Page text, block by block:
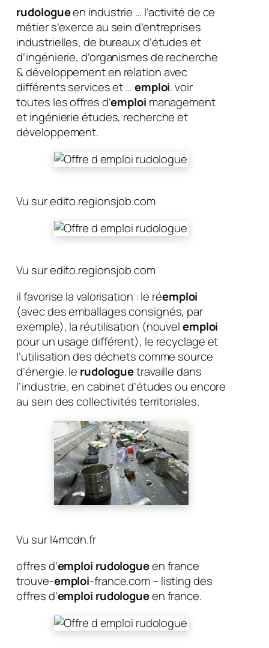
rudologueen industrie … l’activité de ce
métier s’exerce au sein d’entreprises
industrielles, de bureaux d’études et
d’ingénierie, d’organismes de recherche
& développement en relation avec
différents services et …emploi. voir
toutes les offres d’emploi management
et ingénierie études, recherche et
développement.
Vu sur edito.regionsjob.com
Vu sur edito.regionsjob.com
il favorise la valorisation : le réemploi
(avec des emballages consignés, par
exemple), la réutilisation (nouvelemploi
pour un usage différent), le recyclage et
l’utilisation des déchets comme source
d’énergie. le rudologuetravaille dans
l’industrie, en cabinet d’études ou encore
au sein des collectivités territoriales.
Vu sur l4mcdn.fr
offres d’emploi rudologueen france
trouve-emploi-france.com – listing des
offres d’emploi rudologueen france.